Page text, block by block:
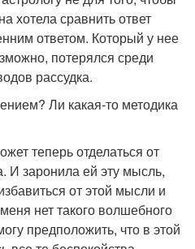
хотела сравнить ответ
ответом. Который у нее
потерялся среди
рассудка.
Ли какая-то методика
теперь отделаться от
И заронила ей эту мысль,
от этой мысли и
нет такого волшебного
предположить, что в этой